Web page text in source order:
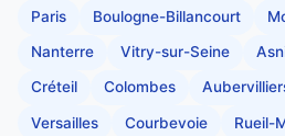
Paris Boulogne-Billancourt
Nanterre Vitry-sur-Seine
Créteil Colombes
Versailles Courbevoie Rueil-